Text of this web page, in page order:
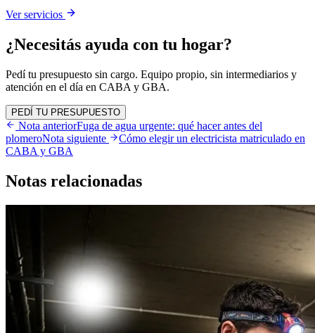
Ver servicios
¿Necesitás ayuda con tu hogar?
Pedí tu presupuesto sin cargo. Equipo propio, sin intermediarios y
atención en el día en CABA y GBA.
PEDÍ TU PRESUPUESTO
Nota anteriorFuga de agua urgente: qué hacer antes del
plomeroNota siguiente
Cómo elegir un electricista matriculado en
CABA y GBA
Notas relacionadas